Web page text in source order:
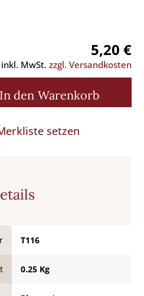
5,20 €
MwSt.zzgl. Versandkosten
In den Warenkorb
setzen
T116
0.25 Kg